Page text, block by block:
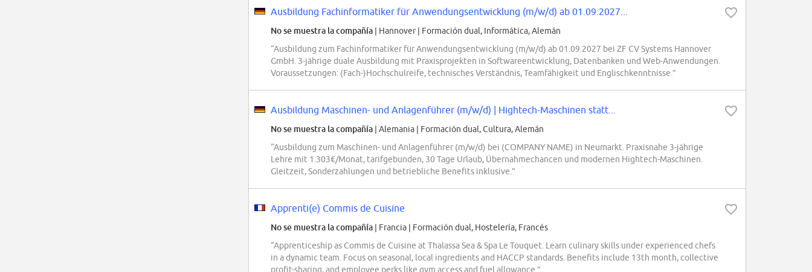
Ausbildung Fachinformatiker für Anwendungsentwicklung (m/w/d) ab 01.09.2027...
No se muestra la compañía | Hannover| Formación dual, Informática, Alemán
“Ausbildung zum Fachinformatiker für Anwendungsentwicklung (m/w/d) ab 01.09.2027 bei ZF CV Systems Hannover
GmbH. 3-jährige duale Ausbildung mit Praxisprojekten in Softwareentwicklung, Datenbanken und Web-Anwendungen.
Voraussetzungen: (Fach-)Hochschulreife, technisches Verständnis, Teamfähigkeit und Englischkenntnisse.”
Ausbildung Maschinen- und Anlagenführer (m/w/d) | Hightech-Maschinen statt...
No se muestra la compañía | Alemania | Formación dual, Cultura, Alemán
“Ausbildung zum Maschinen- und Anlagenführer (m/w/d) bei (COMPANY NAME) in Neumarkt. Praxisnahe 3-jährige
Lehre mit 1.303€/Monat, tarifgebunden, 30 Tage Urlaub, Übernahmechancen und modernen Hightech-Maschinen.
Gleitzeit, Sonderzahlungen und betriebliche Benefits inklusive.”
Apprenti(e) Commis de Cuisine
No se muestra la compañía | Francia | Formación dual, Hostelería, Francés
“Apprenticeship as Commis de Cuisine at Thalassa Sea & Spa Le Touquet. Learn culinary skills under experienced chefs
in a dynamic team. Focus on seasonal, local ingredients and HACCP standards. Benefits include 13th month, collective
profit-sharing, and employee perks like gym access and fuel allowance.”